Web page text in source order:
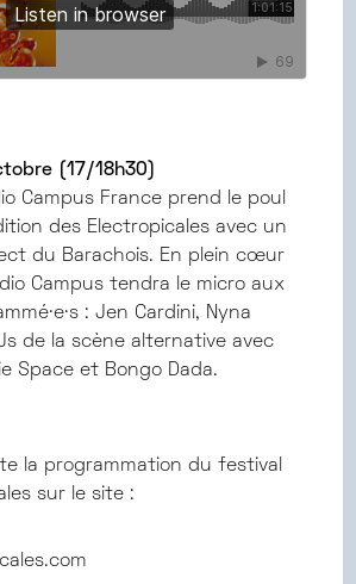
(17/18h30)
Campus France prend le poul
des Electropicales avec un
du Barachois. En plein cœur
Campus tendra le micro aux
: Jen Cardini, Nyna
de la scène alternative avec
Space et Bongo Dada.
la programmation du festival
sur le site :